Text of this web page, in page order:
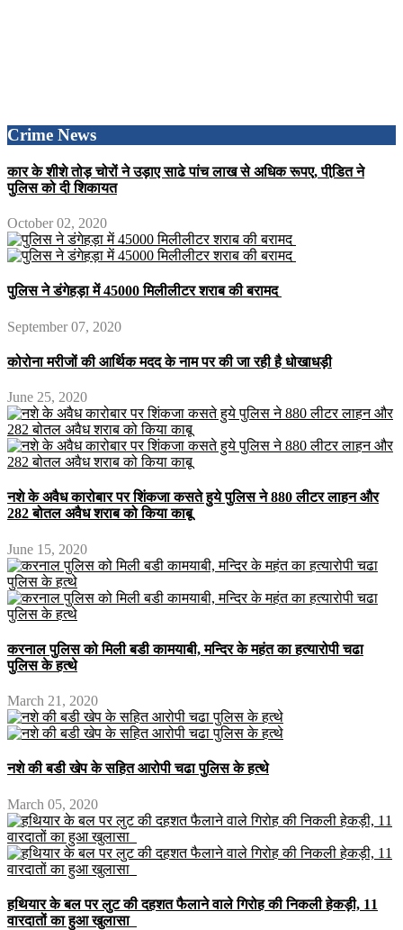
Crime News
कार के शीशे तोड़ चोरों ने उड़ाए साढे पांच लाख से अधिक रूपए, पीडि़त ने
पुलिस को दी शिकायत
October 02, 2020
पुलिस ने डंगेहड़ा में 45000 मिलीलीटर शराब की बरामद
September 07, 2020
कोरोना मरीजों की आर्थिक मदद के नाम पर की जा रही है धोखाधड़ी
June 25, 2020
नशे के अवैध कारोबार पर शिंकजा कसते हुये पुलिस ने 880 लीटर लाहन और
282 बोतल अवैध शराब को किया काबू
June 15, 2020
करनाल पुलिस को मिली बडी कामयाबी, मन्दिर के महंत का हत्यारोपी चढा
पुलिस के हत्थे
March 21, 2020
नशे की बडी खेप के सहित आरोपी चढा पुलिस के हत्थे
March 05, 2020
हथियार के बल पर लुट की दहशत फैलाने वाले गिरोह की निकली हेकड़ी, 11
वारदातों का हुआ खुलासा